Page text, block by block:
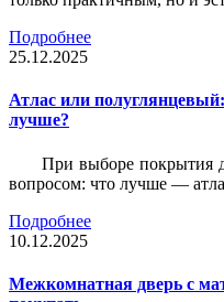
Подробнее
25.12.2025
Атлас или
лучше?
При выборе покрытия
вопросом: что лучше —
Подробнее
10.12.2025
Межкомнатная дверь с